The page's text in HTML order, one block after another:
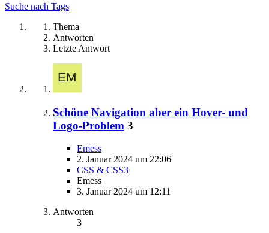
Suche nach Tags
Thema
Antworten
Letzte Antwort
Schöne Navigation aber ein Hover- und
Logo-Problem 3
Emess
2. Januar 2024 um 22:06
CSS & CSS3
Emess
3. Januar 2024 um 12:11
Antworten
3